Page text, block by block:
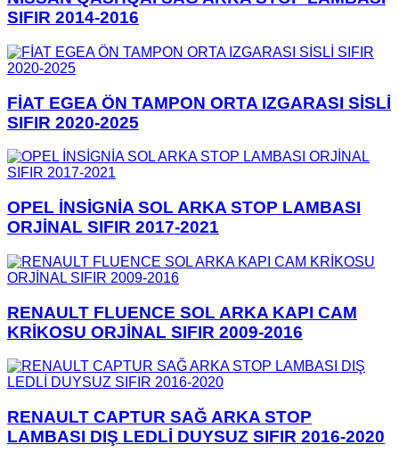
SIFIR 2014-2016
FİAT EGEA ÖN TAMPON ORTA IZGARASI SİSLİ
SIFIR 2020-2025
OPEL İNSİGNİA SOL ARKA STOP LAMBASI
ORJİNAL SIFIR 2017-2021
RENAULT FLUENCE SOL ARKA KAPI CAM
KRİKOSU ORJİNAL SIFIR 2009-2016
RENAULT CAPTUR SAĞ ARKA STOP
LAMBASI DIŞ LEDLİ DUYSUZ SIFIR 2016-2020